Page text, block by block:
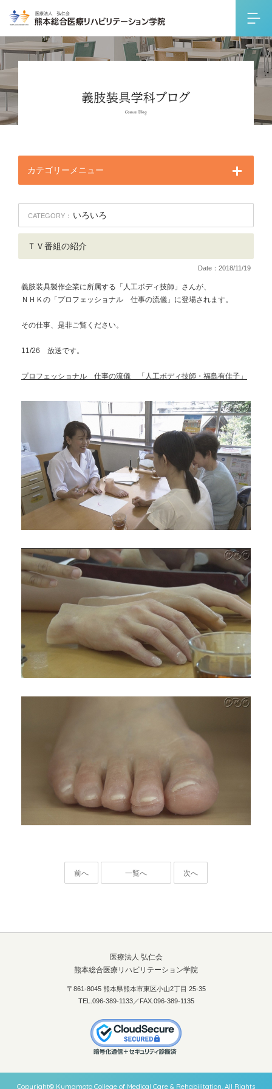
カテゴリーメニュー
CATEGORY： いろいろ
ＴＶ番組の紹介
Date：2018/11/19
義肢装具製作企業に所属する「人工ボディ技師」さんが、
ＮＨＫの「プロフェッショナル 仕事の流儀」に登場されます。
その仕事、是非ご覧ください。
11/26 放送です。
プロフェッショナル 仕事の流儀 「人工ボディ技師・福島有佳子」
前へ 一覧へ 次へ
医療法人 弘仁会
熊本総合医療リハビリテーション学院
〒861-8045 熊本県熊本市東区小山2丁目 25-35
TEL.096-389-1133／FAX.096-389-1135
Copyright© Kumamoto College of Medical Care & Rehabilitation. All Rights